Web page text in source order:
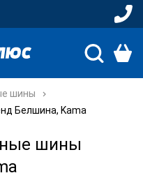
шины
Белшина, Kama
шины